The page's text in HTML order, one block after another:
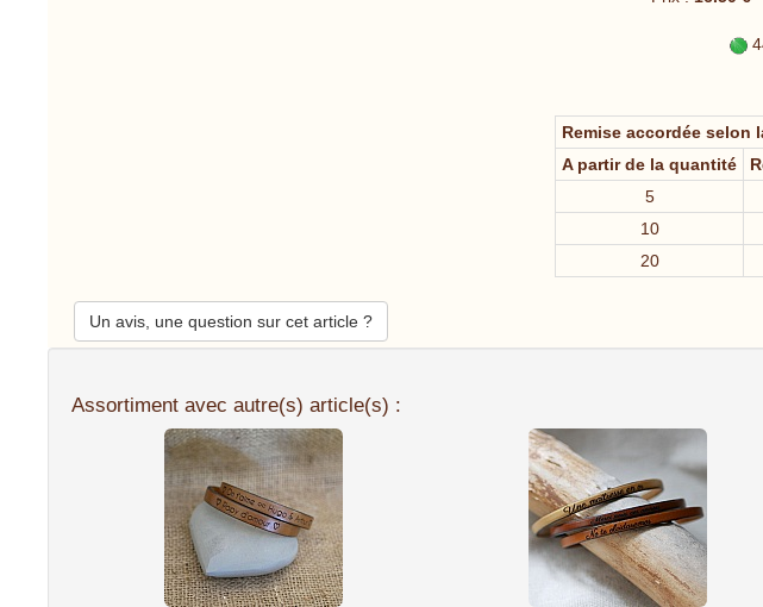
Remise accordée selon
A partir de la quantité
5
10
20
Un avis, une question sur cet article ?
Assortiment avec autre(s) article(s) :